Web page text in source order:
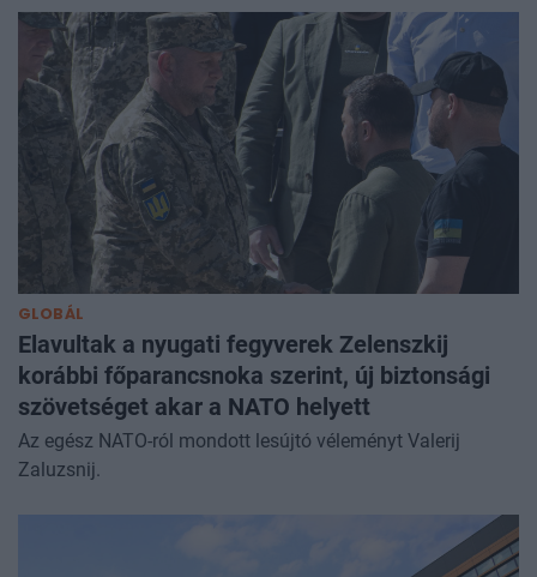
GLOBÁL
Elavultak a nyugati fegyverek Zelenszkij
korábbi főparancsnoka szerint, új biztonsági
szövetséget akar a NATO helyett
Az egész NATO-ról mondott lesújtó véleményt Valerij
Zaluzsnij.